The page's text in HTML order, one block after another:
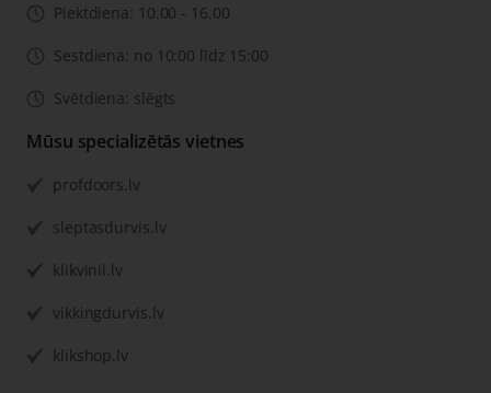
Piektdiena: 10.00 - 16.00
Sestdiena: no 10:00 līdz 15:00
Svētdiena: slēgts
Mūsu specializētās vietnes
profdoors.lv
sleptasdurvis.lv
klikvinil.lv
vikkingdurvis.lv
klikshop.lv